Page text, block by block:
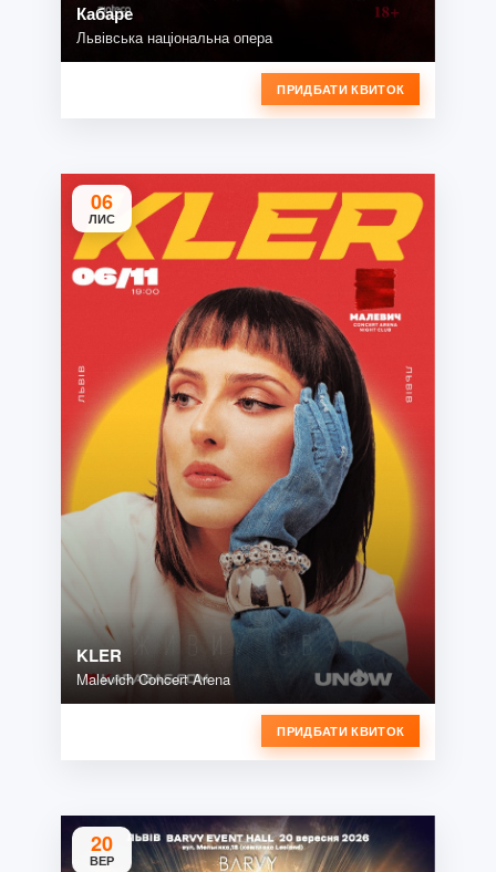
Кабаре
Львівська національна опера
ПРИДБАТИ КВИТОК
06
ЛИС
KLER
Malevich Concert Arena
ПРИДБАТИ КВИТОК
20
ВЕР